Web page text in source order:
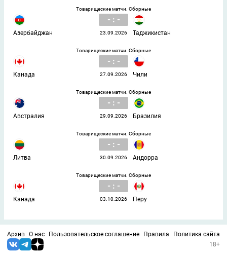
Товарищеские матчи. Сборные
Азербайджан
- : -
23.09.2026 Таджикистан
Товарищеские матчи. Сборные
Канада
- : -
27.09.2026 Чили
Товарищеские матчи. Сборные
Австралия
- : -
29.09.2026 Бразилия
Товарищеские матчи. Сборные
Литва
- : -
30.09.2026 Андорра
Товарищеские матчи. Сборные
Канада
- : -
03.10.2026 Перу
Архив О нас Пользовательское соглашение Правила
Политика сайта
18+